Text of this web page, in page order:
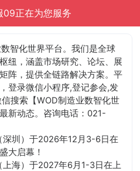
09正在为您服务
智化世界平台。我们是全球
纽，涵盖市场研究、论坛、展
阵，提供全链路解决方案。平
登录微信小程序,登记参会,发
搜索【WOD制造业数智化世
新动态。咨询电话：021-
深圳）于2026年12月3-6日在
大启幕！
海）于2027年6月1-3日在上